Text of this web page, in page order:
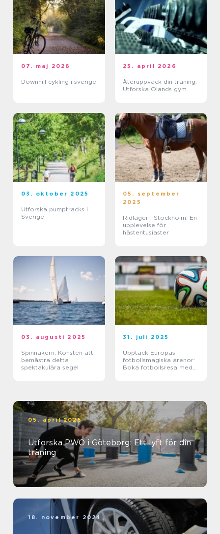
07. maj 2026
Downhill cykling i sverige
25. april 2026
Återuppväck din träning:
Utforska Ölands gym
03. oktober 2025
Utforska pumptracks i
Sverige
05. september
2025
Ridläger i Stockholm: En
upplevelse för
hästentusiaster
03. augusti 2025
Spinnakern: Konsten att
bemästra detta
spektakulära segel
31. juli 2025
Upptäck Europas
fotbollsmagiska arenor:
Boka fotbollsresa med
05. april 2025
Utforska PWO i Göteborg: Ett lyft för din
träning
18. november 2024